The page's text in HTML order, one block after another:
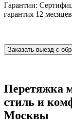
Гарантии:
гарантия 12
Заказать выезд с
Перетяжка
стиль и
Москвы